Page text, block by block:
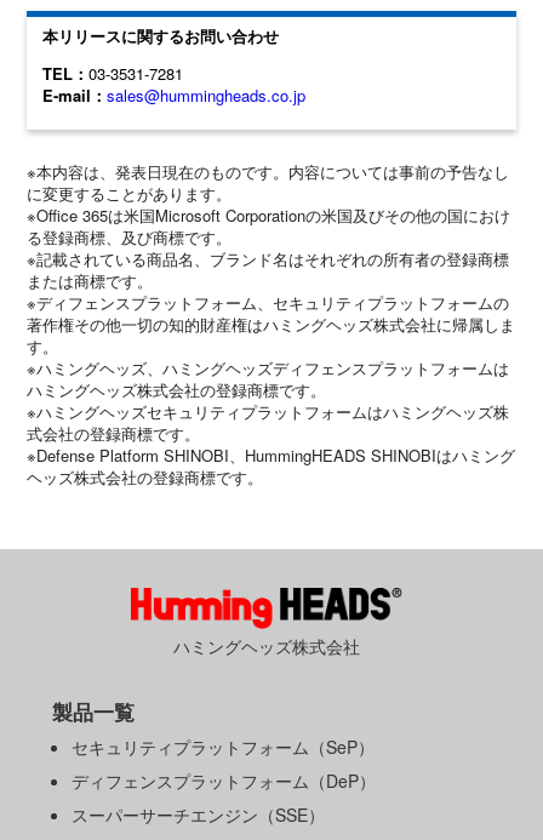
本リリースに関するお問い合わせ
TEL：03-3531-7281
E-mail：sales@hummingheads.co.jp
※本内容は、発表日現在のものです。内容については事前の予告なし
に変更することがあります。
※Office 365は米国Microsoft Corporationの米国及びその他の国におけ
る登録商標、及び商標です。
※記載されている商品名、ブランド名はそれぞれの所有者の登録商標
または商標です。
※ディフェンスプラットフォーム、セキュリティプラットフォームの
著作権その他一切の知的財産権はハミングヘッズ株式会社に帰属しま
す。
※ハミングヘッズ、ハミングヘッズディフェンスプラットフォームは
ハミングヘッズ株式会社の登録商標です。
※ハミングヘッズセキュリティプラットフォームはハミングヘッズ株
式会社の登録商標です。
※Defense Platform SHINOBI、HummingHEADS SHINOBIはハミング
ヘッズ株式会社の登録商標です。
ハミングヘッズ株式会社
製品一覧
セキュリティプラットフォーム（SeP）
ディフェンスプラットフォーム（DeP）
スーパーサーチエンジン（SSE）